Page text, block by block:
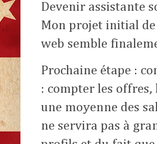
Devenir assistante
Mon projet initial
web semble
Prochaine étape :
: compter les offres,
une moyenne des
ne servira pas à